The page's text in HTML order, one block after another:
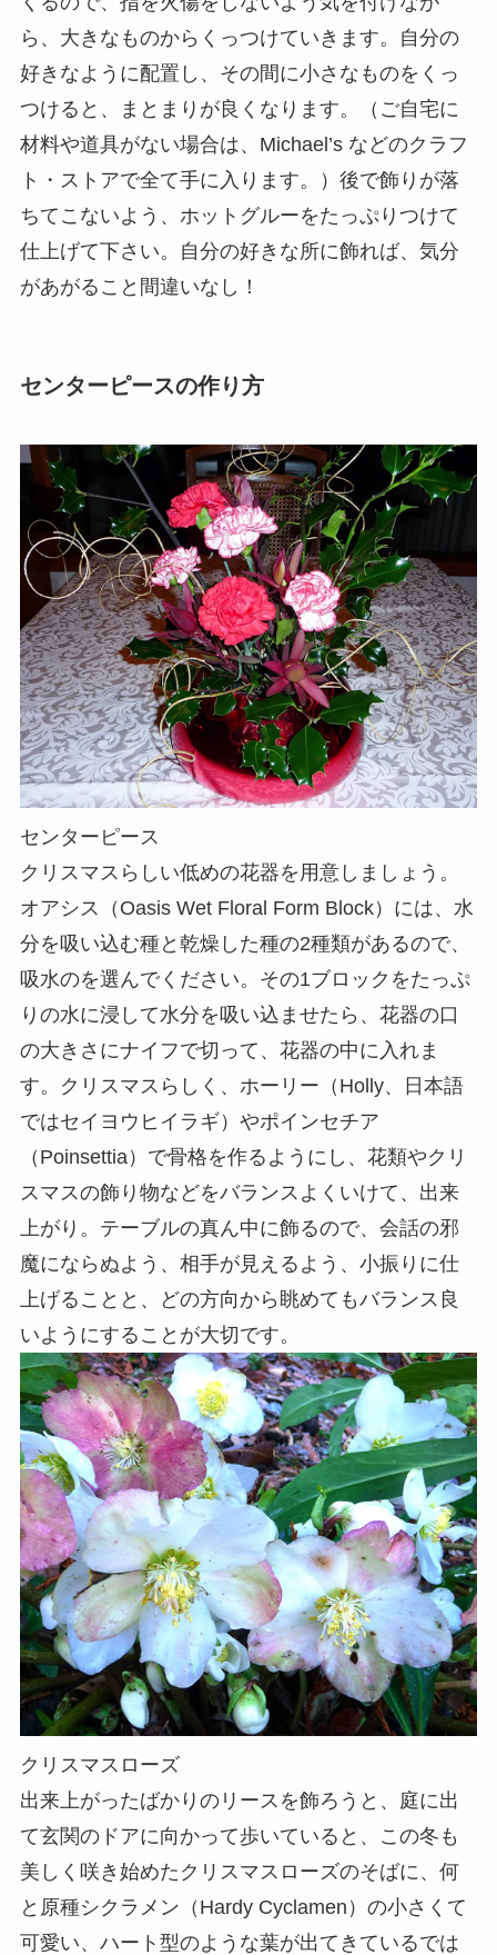
ら、大きなものからくっつけていきます。自分の
好きなように配置し、その間に小さなものをくっ
つけると、まとまりが良くなります。（ご自宅に
材料や道具がない場合は、Michael’s などのクラフ
ト・ストアで全て手に入ります。）後で飾りが落
ちてこないよう、ホットグルーをたっぷりつけて
仕上げて下さい。自分の好きな所に飾れば、気分
があがること間違いなし！
センターピースの作り方
センターピース
クリスマスらしい低めの花器を用意しましょう。
オアシス（Oasis Wet Floral Form Block）には、水
分を吸い込む種と乾燥した種の2種類があるので、
吸水のを選んでください。その1ブロックをたっぷ
りの水に浸して水分を吸い込ませたら、花器の口
の大きさにナイフで切って、花器の中に入れま
す。クリスマスらしく、ホーリー（Holly、日本語
ではセイヨウヒイラギ）やポインセチア
（Poinsettia）で骨格を作るようにし、花類やクリ
スマスの飾り物などをバランスよくいけて、出来
上がり。テーブルの真ん中に飾るので、会話の邪
魔にならぬよう、相手が見えるよう、小振りに仕
上げることと、どの方向から眺めてもバランス良
いようにすることが大切です。
クリスマスローズ
出来上がったばかりのリースを飾ろうと、庭に出
て玄関のドアに向かって歩いていると、この冬も
美しく咲き始めたクリスマスローズのそばに、何
と原種シクラメン（Hardy Cyclamen）の小さくて
可愛い、ハート型のような葉が出てきているでは